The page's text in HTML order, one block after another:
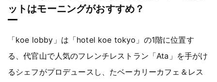
ットはモーニングがおすすめ？
「koe lobby」は「hotel koe tokyo」の1階に位置す
る、代官山で人気のフレンチレストラン「Ata」を手がけ
るシェフがプロデュースし、たベーカリーカフェ＆レス